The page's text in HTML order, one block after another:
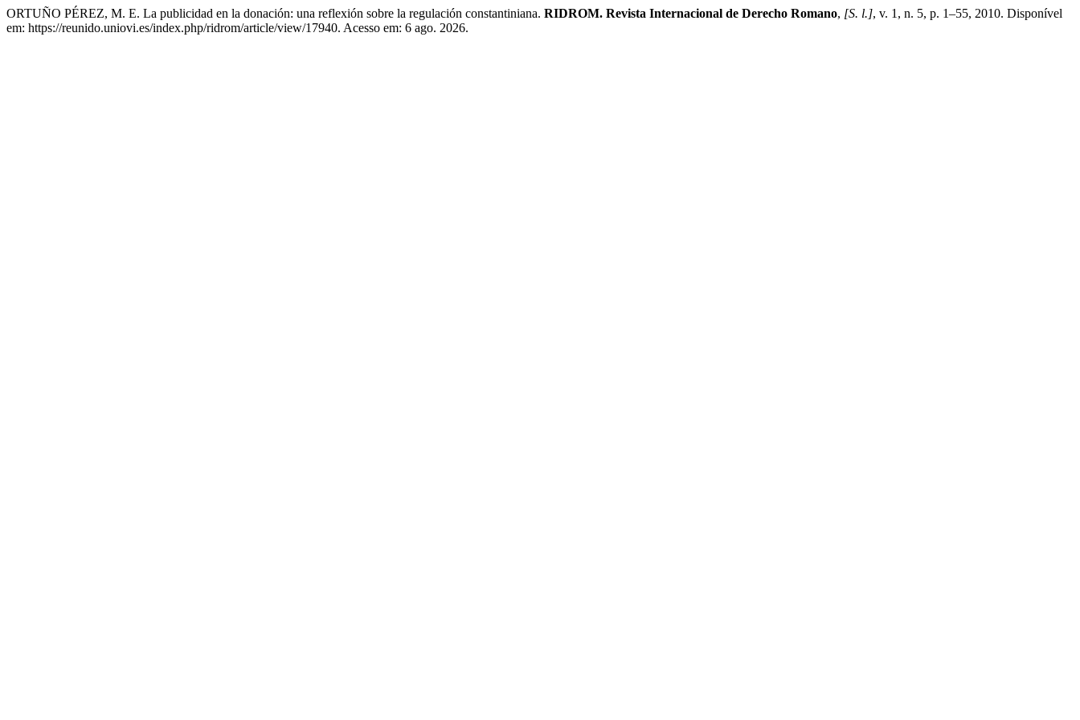
ORTUÑO PÉREZ, M. E. La publicidad en la donación: una reflexión sobre la regulación constantiniana. RIDROM. Revista Internacional de Derecho Romano, [S. l.], v. 1, n. 5, p. 1–55, 2010. Disponível
em: https://reunido.uniovi.es/index.php/ridrom/article/view/17940. Acesso em: 6 ago. 2026.